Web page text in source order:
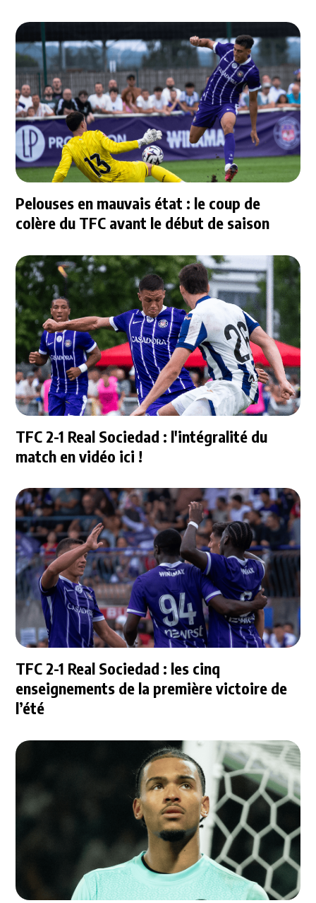
Pelouses en mauvais état : le coup de
colère du TFC avant le début de saison
TFC 2-1 Real Sociedad : l'intégralité du
match en vidéo ici !
TFC 2-1 Real Sociedad : les cinq
enseignements de la première victoire de
l’été